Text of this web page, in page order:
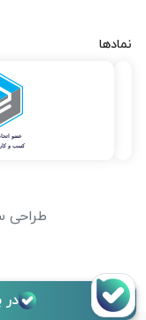
در
نمادها
طراحی